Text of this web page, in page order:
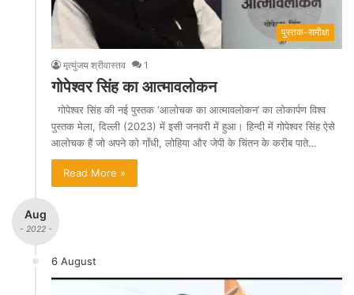
पुस्तक-समीक्षा
मृत्युंजय श्रीवास्तव 1
गोपेश्वर सिंह का आत्मावलोकन
गोपेश्वर सिंह की नई पुस्तक ‘आलोचक का आत्मावलोकन’ का लोकार्पण विश्व
पुस्तक मेला, दिल्ली (2023) में इसी जनवरी में हुआ। हिन्दी में गोपेश्वर सिंह ऐसे
आलोचक हैं जो अपने को गाँधी, लोहिया और जेपी के चिंतन के करीब पाते…
Read More »
Aug
- 2022 -
6 August